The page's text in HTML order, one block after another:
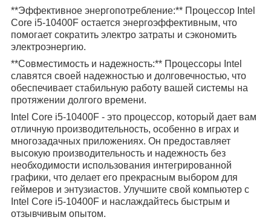
**Эффективное энергопотребление:** Процессор Intel
Core i5-10400F остается энергоэффективным, что
помогает сократить электро затраты и сэкономить
электроэнергию.
**Совместимость и надежность:** Процессоры Intel
славятся своей надежностью и долговечностью, что
обеспечивает стабильную работу вашей системы на
протяжении долгого времени.
Intel Core i5-10400F - это процессор, который дает вам
отличную производительность, особенно в играх и
многозадачных приложениях. Он предоставляет
высокую производительность и надежность без
необходимости использования интегрированной
графики, что делает его прекрасным выбором для
геймеров и энтузиастов. Улучшите свой компьютер с
Intel Core i5-10400F и наслаждайтесь быстрым и
отзывчивым опытом.